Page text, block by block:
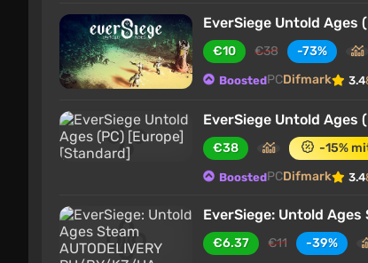
EverSiege Untold Ages
€10 €38 -73%
BoostedPCDifmark 3.4
EverSiege Untold Ages
€38 -15%
BoostedPCDifmark 3.4
EverSiege: Untold Ages
€6.37 €11
-39%